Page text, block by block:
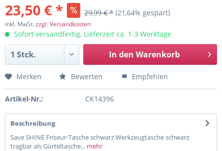
23,50 € * 29,99 € * (21,64% gespart)
inkl. MwSt.zzgl. Versandkosten
Sofort versandfertig, Lieferzeit ca. 1-3 Werktage
In den Warenkorb
Merken Bewerten Empfehlen
Artikel-Nr.: CK14396
Beschreibung
Save SHINE Friseur-Tasche schwarz Werkzeugtasche schwarz
tragbar als Gürteltasche... mehr